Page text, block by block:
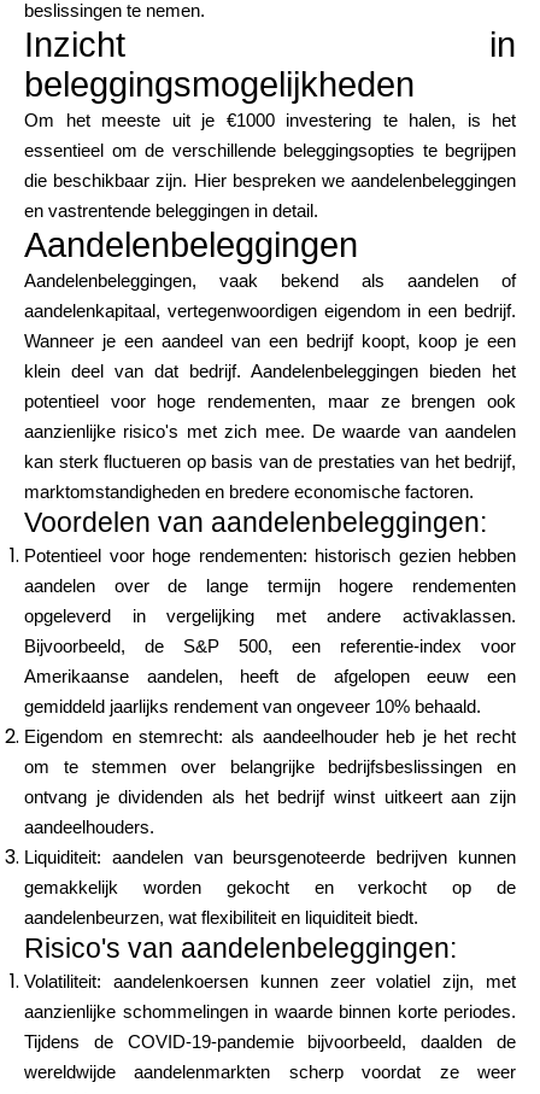
Rondegeschiedenis
Blog
Neem contact op
Hulp
Mijn Account
Financiering krijgen
ask@scrambleup.com
+372 712 2955
beslissingen te nemen.
Inzicht in
beleggingsmogelijkheden
Om het meeste uit je €1000 investering te halen, is het
essentieel om de verschillende beleggingsopties te begrijpen
die beschikbaar zijn. Hier bespreken we aandelenbeleggingen
en vastrentende beleggingen in detail.
Aandelenbeleggingen
Aandelenbeleggingen, vaak bekend als aandelen of
aandelenkapitaal, vertegenwoordigen eigendom in een bedrijf.
Wanneer je een aandeel van een bedrijf koopt, koop je een
klein deel van dat bedrijf. Aandelenbeleggingen bieden het
potentieel voor hoge rendementen, maar ze brengen ook
aanzienlijke risico's met zich mee. De waarde van aandelen
kan sterk fluctueren op basis van de prestaties van het bedrijf,
marktomstandigheden en bredere economische factoren.
Voordelen van aandelenbeleggingen:
Potentieel voor hoge rendementen: historisch gezien hebben
aandelen over de lange termijn hogere rendementen
opgeleverd in vergelijking met andere activaklassen.
Bijvoorbeeld, de S&P 500, een referentie-index voor
Amerikaanse aandelen, heeft de afgelopen eeuw een
gemiddeld jaarlijks rendement van ongeveer 10% behaald.
Eigendom en stemrecht: als aandeelhouder heb je het recht
om te stemmen over belangrijke bedrijfsbeslissingen en
ontvang je dividenden als het bedrijf winst uitkeert aan zijn
aandeelhouders.
Liquiditeit: aandelen van beursgenoteerde bedrijven kunnen
gemakkelijk worden gekocht en verkocht op de
aandelenbeurzen, wat flexibiliteit en liquiditeit biedt.
Risico's van aandelenbeleggingen:
Volatiliteit: aandelenkoersen kunnen zeer volatiel zijn, met
aanzienlijke schommelingen in waarde binnen korte periodes.
Tijdens de COVID-19-pandemie bijvoorbeeld, daalden de
wereldwijde aandelenmarkten scherp voordat ze weer